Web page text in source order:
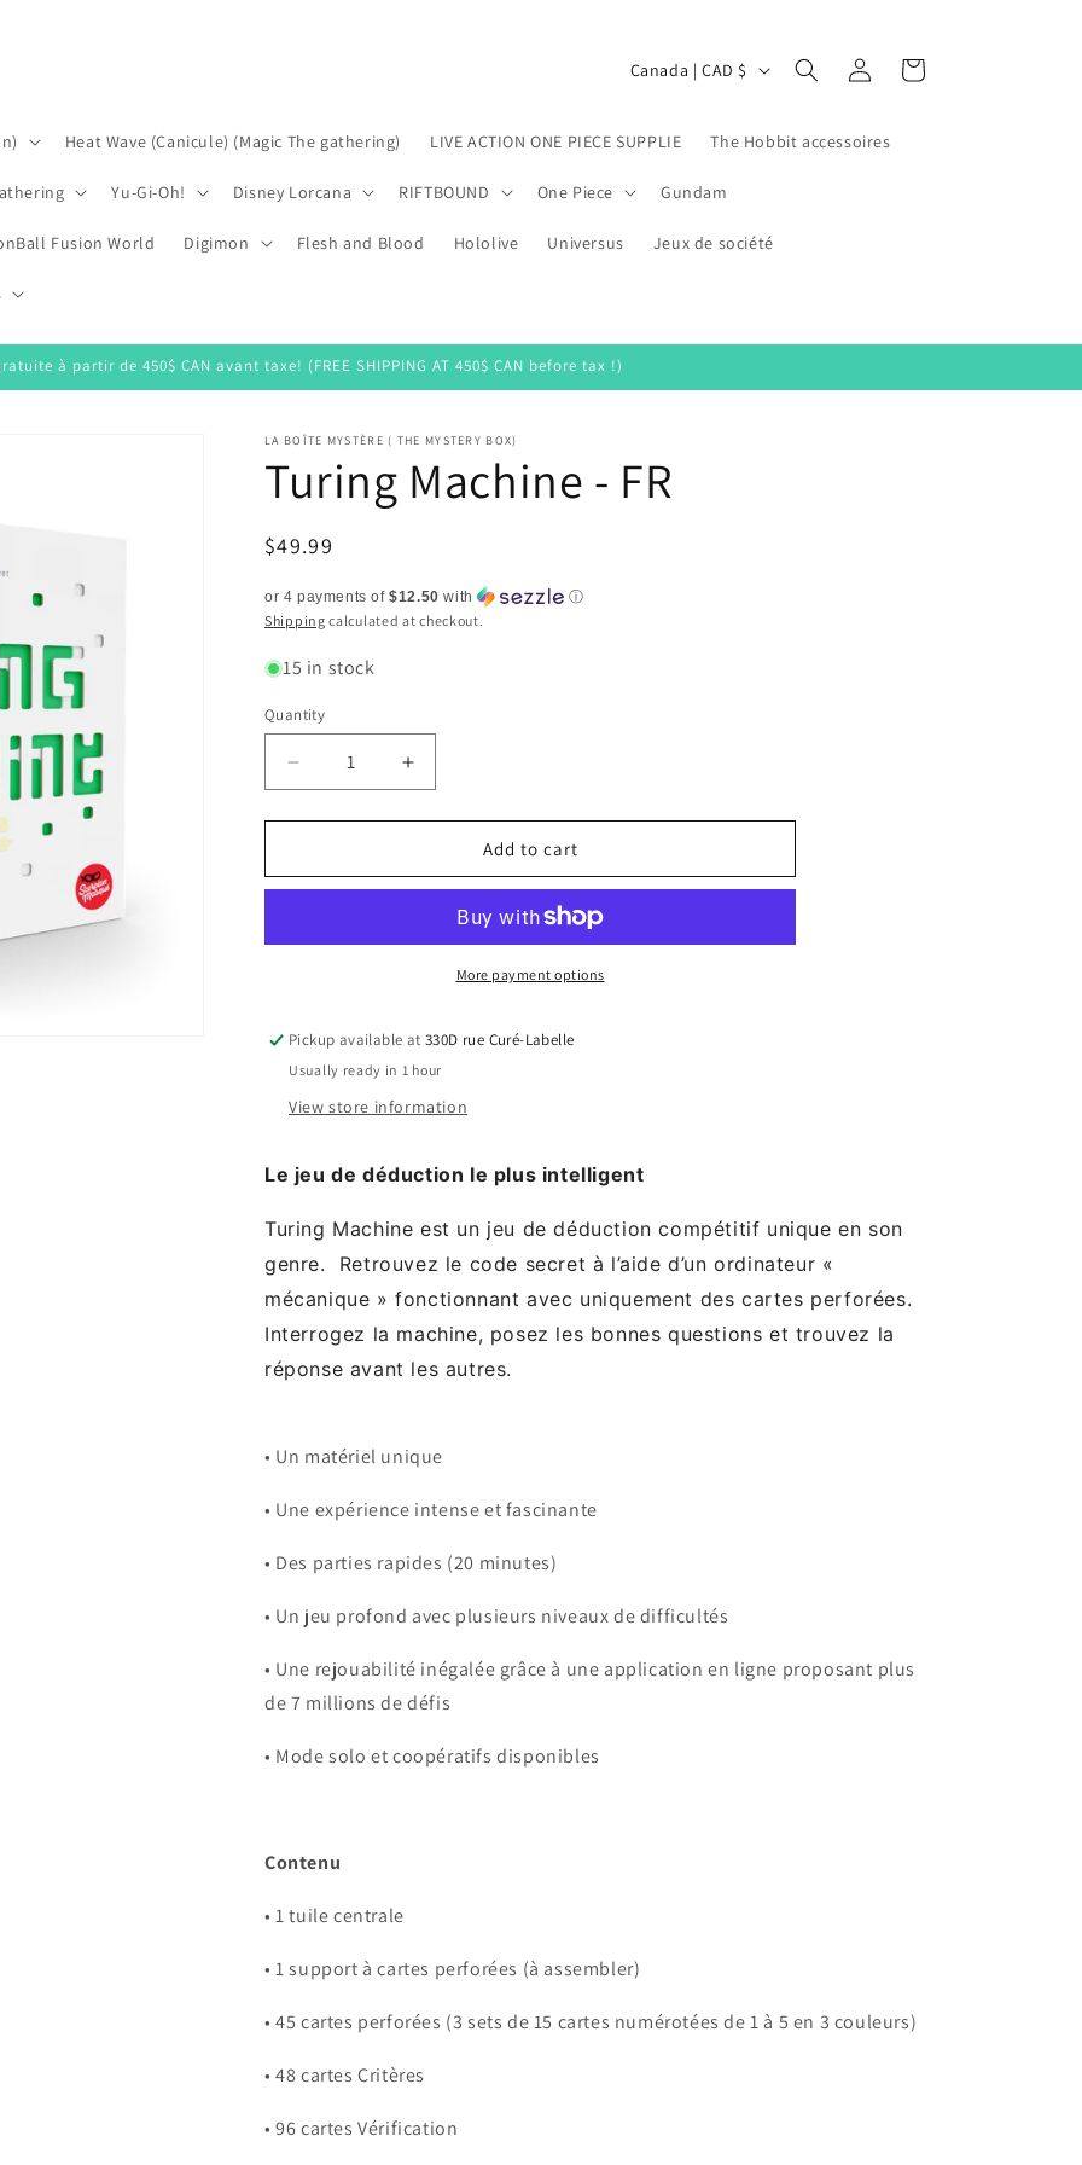
Heat Wave (Canicule) (Magic The gathering) LIVE ACTION ONE PIECE SUPPLIE The Hobbit accessoires
Yu-Gi-Oh! Disney Lorcana RIFTBOUND One Piece Gundam
Fusion World Digimon Flesh and Blood Hololive Universus Jeux de société
C
u
r
r
e
Canada | CAD $
Log
in
Cart
à partir de 450$ CAN avant taxe! (FREE SHIPPING AT 450$ CAN before tax !)
LA BOÎTE MYSTÈRE ( THE MYSTERY BOX)
Turing Machine - FR
Regular
$49.99
or 4 payments of$12.50 with ⓘ
Shipping calculated at checkout.
15 in stock
Quantity
Quantity
Decrease
quantity
for
Machine
Increase
quantity
for
Machine
Add to cart
More payment options
Pickup available at330D rue Curé-Labelle
Usually ready in 1 hour
View store information
Le jeu de déduction le plus intelligent
Turing Machine est un jeu de déduction compétitif unique en son
genre. Retrouvez le code secret à l’aide d’un ordinateur «
mécanique » fonctionnant avec uniquement des cartes perforées.
Interrogez la machine, posez les bonnes questions et trouvez la
réponse avant les autres.
• Un matériel unique
• Une expérience intense et fascinante
• Des parties rapides (20 minutes)
• Un jeu profond avec plusieurs niveaux de difficultés
• Une rejouabilité inégalée grâce à une application en ligne proposant plus
de 7 millions de défis
• Mode solo et coopératifs disponibles
Contenu
• 1 tuile centrale
• 1 support à cartes perforées (à assembler)
• 45 cartes perforées (3 sets de 15 cartes numérotées de 1 à 5 en 3 couleurs)
• 48 cartes Critères
• 96 cartes Vérification